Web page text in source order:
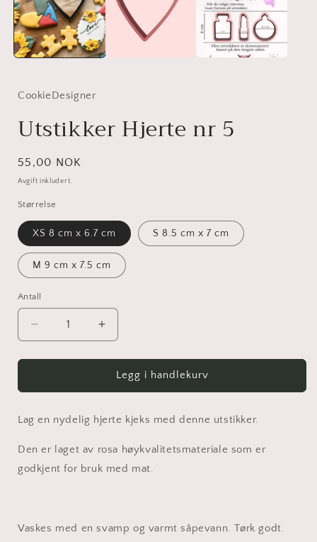
CookieDesigner
Utstikker Hjerte nr 5
Vanlig
pris
55,00 NOK
Avgift inkludert.
Størrelse
XS 8 cm x 6.7 cm S 8.5 cm x 7 cm
M 9 cm x 7.5 cm
Antall
antallet
for
Hjerte
5
Øk
antallet
for
Utstikker
Hjerte
5
Legg i handlekurv
Lag en nydelig hjerte kjeks med denne utstikker.
Den er laget av rosa høykvalitetsmateriale som er
godkjent for bruk med mat.
Vaskes med en svamp og varmt såpevann.Tørk godt.